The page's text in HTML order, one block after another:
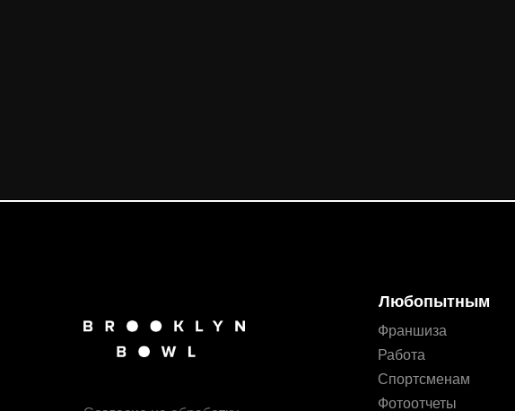
Работа
Спортсменам
Фотоотчеты
Франшиза
Любопытным